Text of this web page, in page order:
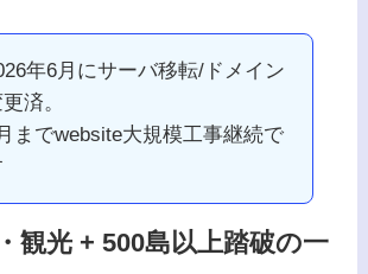
年6月にサーバ移転/ドメイン
済。
までwebsite大規模工事継続で
観光 + 500島以上踏破の一